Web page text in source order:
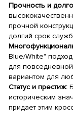
Прочность и
прочной
долгий срок
Blue/White"
для
вариантом для
Статус и престиж:
историческим
придает этим